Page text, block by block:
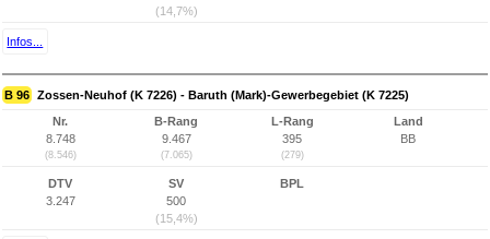
(14,7%)
Infos...
B 96 Zossen-Neuhof (K 7226) - Baruth (Mark)-Gewerbegebiet (K 7225)
Nr.
8.748
(8.546)
B-Rang
9.467
(7.065)
L-Rang
395
(279)
Land
BB
DTV
3.247
SV
500
(15,4%)
BPL